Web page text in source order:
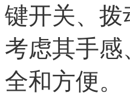
键开关、
考虑其手
全和方便。